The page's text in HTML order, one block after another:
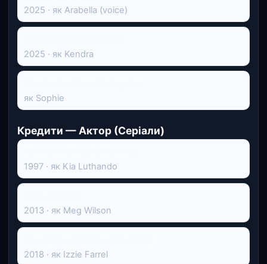
2025 · як Arabella (voice)
2025 · як Kendra
як Sophie
Кредити — Актор (Серіали)
1997 · як Kia Luthando
2013 · як Meg Wilson
2018 · як Izzie Farrel